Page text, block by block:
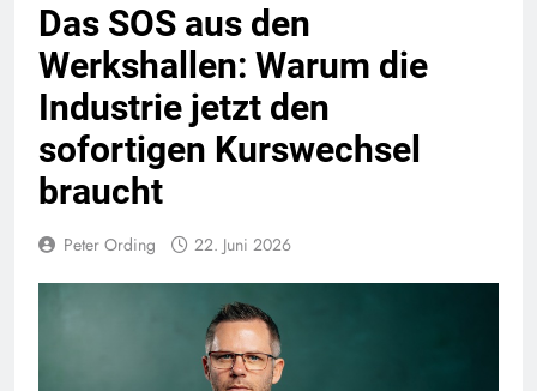
Das SOS aus den
Werkshallen: Warum die
Industrie jetzt den
sofortigen Kurswechsel
braucht
Peter Ording 22. Juni 2026